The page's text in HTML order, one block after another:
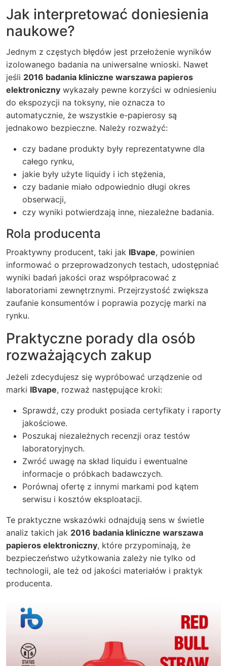
Jak interpretować doniesienia
naukowe?
Jednym z częstych błędów jest przełożenie wyników
izolowanego badania na uniwersalne wnioski. Nawet
jeśli 2016 badania kliniczne warszawa papieros
elektroniczny wykazały pewne korzyści w odniesieniu
do ekspozycji na toksyny, nie oznacza to
automatycznie, że wszystkie e-papierosy są
jednakowo bezpieczne. Należy rozważyć:
czy badane produkty były reprezentatywne dla
całego rynku,
jakie były użyte liquidy i ich stężenia,
czy badanie miało odpowiednio długi okres
obserwacji,
czy wyniki potwierdzają inne, niezależne badania.
Rola producenta
Proaktywny producent, taki jak IBvape, powinien
informować o przeprowadzonych testach, udostępniać
wyniki badań jakości oraz współpracować z
laboratoriami zewnętrznymi. Przejrzystość zwiększa
zaufanie konsumentów i poprawia pozycję marki na
rynku.
Praktyczne porady dla osób
rozważających zakup
Jeżeli zdecydujesz się wypróbować urządzenie od
marki IBvape, rozważ następujące kroki:
Sprawdź, czy produkt posiada certyfikaty i raporty
jakościowe.
Poszukaj niezależnych recenzji oraz testów
laboratoryjnych.
Zwróć uwagę na skład liquidu i ewentualne
informacje o próbkach badawczych.
Porównaj ofertę z innymi markami pod kątem
serwisu i kosztów eksploatacji.
Te praktyczne wskazówki odnajdują sens w świetle
analiz takich jak 2016 badania kliniczne warszawa
papieros elektroniczny, które przypominają, że
bezpieczeństwo użytkowania zależy nie tylko od
technologii, ale też od jakości materiałów i praktyk
producenta.